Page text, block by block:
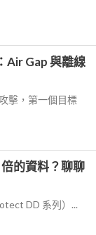
Air Gap 與離線
擊，第一個目標
的資料？聊聊
DD 系列）...